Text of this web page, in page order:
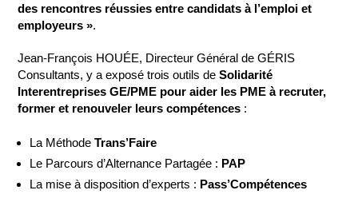
des rencontres réussies entre candidats à l’emploi et
employeurs ».
Jean-François HOUÉE, Directeur Général de GÉRIS
Consultants, y a exposé trois outils deSolidarité
Interentreprises GE/PME pour aider les PME à recruter,
former et renouveler leurs compétences :
La MéthodeTrans’Faire
Le Parcours d’Alternance Partagée : PAP
La mise à disposition d’experts : Pass’Compétences